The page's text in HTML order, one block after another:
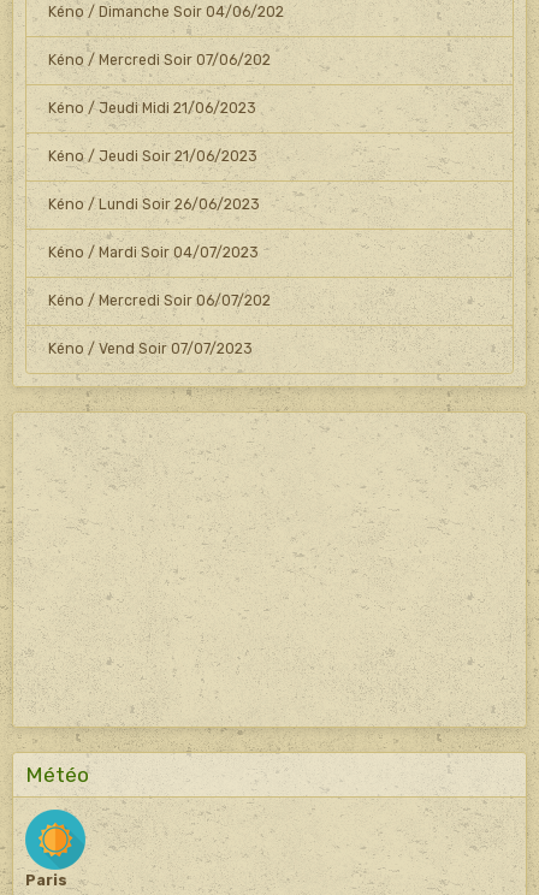
Kéno / Dimanche Soir 04/06/202
Kéno / Mercredi Soir 07/06/202
Kéno / Jeudi Midi 21/06/2023
Kéno / Jeudi Soir 21/06/2023
Kéno / Lundi Soir 26/06/2023
Kéno / Mardi Soir 04/07/2023
Kéno / Mercredi Soir 06/07/202
Kéno / Vend Soir 07/07/2023
Météo
Paris